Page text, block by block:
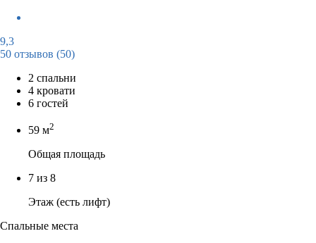
9,3
50 отзывов (50)
2 спальни
4 кровати
6 гостей
59 м2
Общая площадь
7 из 8
Этаж (есть лифт)
Спальные места